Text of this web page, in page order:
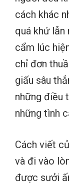
cách khác
quá khứ lẫn
cẩm lúc
chỉ đơn
giấu sâu
những điều
những tình
Cách viết
và đi vào
được sưởi